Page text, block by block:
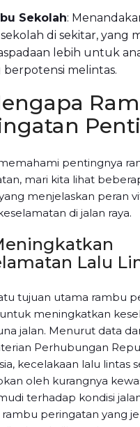
Sekolah:
di sekitar, yang
lebih untuk
berpotensi melintas.
pentingnya
mari kita lihat
menjelaskan peran
di jalan raya.
Lalu
tujuan utama rambu
meningkatkan
jalan. Menurut data
Perhubungan
kecelakaan lalu lintas
oleh kurangnya
terhadap kondisi
rambu peringatan yang